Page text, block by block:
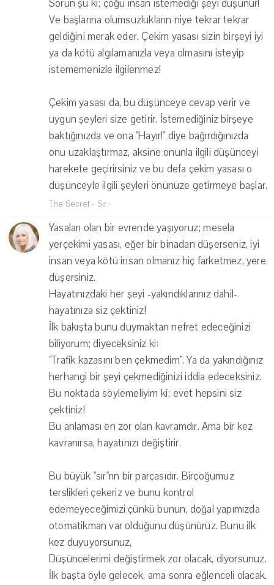
Sorun şu ki; çoğu insan istemediği şeyi düşünür!
Ve başlarına olumsuzlukların niye tekrar tekrar
geldiğini merak eder. Çekim yasası sizin birşeyi iyi
ya da kötü algılamanızla veya olmasını isteyip
istememenizle ilgilenmez!
Çekim yasası da, bu düşünceye cevap verir ve
uygun şeyleri size getirir. İstemediğiniz birşeye
baktığınızda ve ona "Hayır!" diye bağırdığınızda
onu uzaklaştırmaz, aksine onunla ilgili düşünceyi
harekete geçirirsiniz ve bu defa çekim yasası o
düşünceyle ilgili şeyleri önünüze getirmeye başlar.
The Secret - Sır ·
Yasaları olan bir evrende yaşıyoruz; mesela
yerçekimi yasası, eğer bir binadan düşerseniz, iyi
insan veya kötü insan olmanız hiç farketmez, yere
düşersiniz.
Hayatınızdaki her şeyi -yakındıklarınız dahil-
hayatınıza siz çektiniz!
İlk bakışta bunu duymaktan nefret edeceğinizi
biliyorum; diyeceksiniz ki:
"Trafik kazasını ben çekmedim". Ya da yakındığınız
herhangi bir şeyi çekmediğinizi iddia edeceksiniz.
Bu noktada söylemeliyim ki; evet hepsini siz
çektiniz!
Bu anlaması en zor olan kavramdır. Ama bir kez
kavranırsa, hayatınızı değiştirir.
Bu büyük "sır"rın bir parçasıdır. Birçoğumuz
terslikleri çekeriz ve bunu kontrol
edemeyeceğimizi çünkü bunun, doğal yapımızda
otomatikman var olduğunu düşünürüz. Bunu ilk
kez duyuyorsunuz,
Düşüncelerimi değiştirmek zor olacak, diyorsunuz.
İlk başta öyle gelecek, ama sonra eğlenceli olacak.